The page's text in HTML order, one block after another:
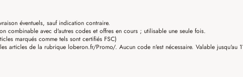
éventuels, sauf indication contraire.
combinable avec d'autres codes et offres en cours ; utilisable une seule fois.
marqués comme tels sont certifiés FSC)
articles de la rubrique loberon.fr/Promo/. Aucun code n'est nécessaire. Valable